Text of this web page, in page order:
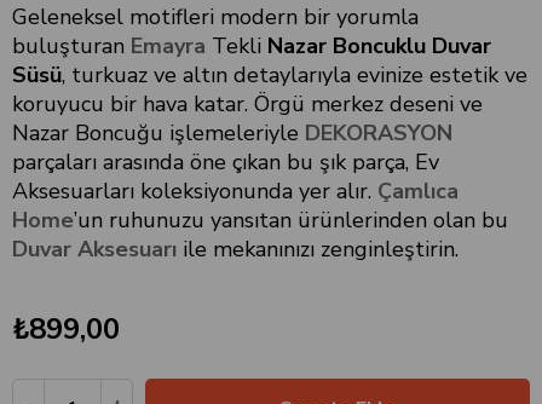
Geleneksel motifleri modern bir yorumla
buluşturan Emayra Tekli Nazar Boncuklu Duvar
Süsü, turkuaz ve altın detaylarıyla evinize estetik ve
koruyucu bir hava katar. Örgü merkez deseni ve
Nazar Boncuğu işlemeleriyle DEKORASYON
parçaları arasında öne çıkan bu şık parça, Ev
Aksesuarları koleksiyonunda yer alır. Çamlıca
Home’un ruhunuzu yansıtan ürünlerinden olan bu
Duvar Aksesuarı ile mekanınızı zenginleştirin.
₺899,00